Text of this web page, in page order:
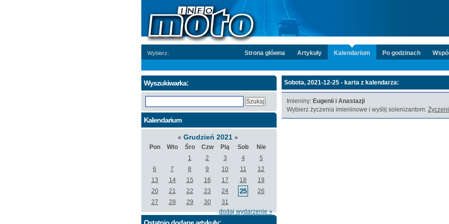
Wybierz: Strona główna Artykuły Kalendarium Po godzinach
Sobota, 2021-12-25 - karta z kalendarza:
Imieniny: Eugenii i Anastazji
Wybierz życzenia imieninowe i wyślij solenizantom:
Wyszukiwarka:
Kalendarium
« Grudzień 2021 »
Pon
Wto Śro Czw Pią Sob
Nie
1
2 3 4
5
6
7 8 9 10 11
12
13
14 15 16 17 18
19
20
21 22 23 24 25
26
27
28 29 30
31
dodaj wydarzenie »